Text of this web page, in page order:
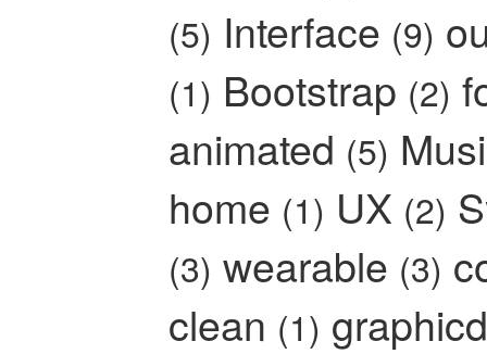
(5) Interface (9)
(1) Bootstrap (2)
animated (5)
home (1) UX (2)
(3) wearable (3)
clean (1)